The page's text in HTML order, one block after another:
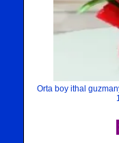
Orta boy ithal